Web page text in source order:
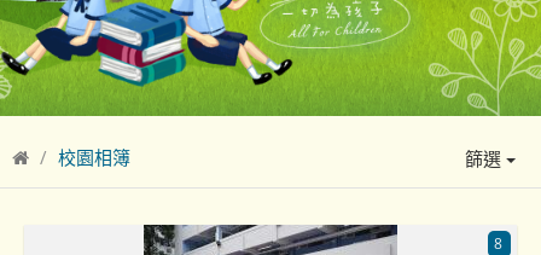
校園相簿 篩選
8